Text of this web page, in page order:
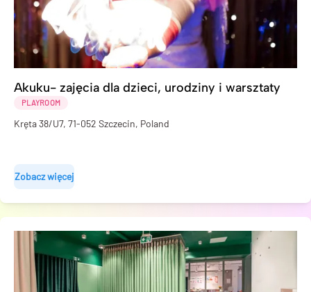
Akuku- zajęcia dla dzieci, urodziny i warsztaty
PLAYROOM
Kręta 38/U7, 71-052 Szczecin, Poland
Zobacz więcej